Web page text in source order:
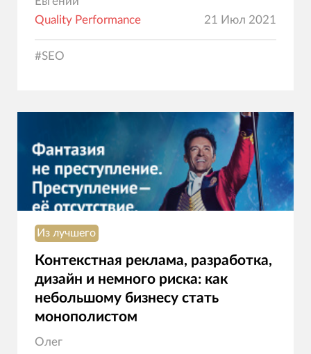
Quality Performance
21 Июл 2021
#SEO
Из лучшего
Контекстная реклама, разработка,
дизайн и немного риска: как
небольшому бизнесу стать
монополистом
Олег